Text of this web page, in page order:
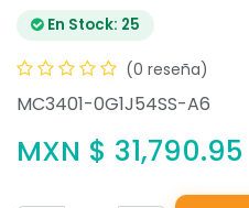
En Stock: 25
(0 reseña)
MC3401-0G1J54SS-A6
MXN $ 31,790.95